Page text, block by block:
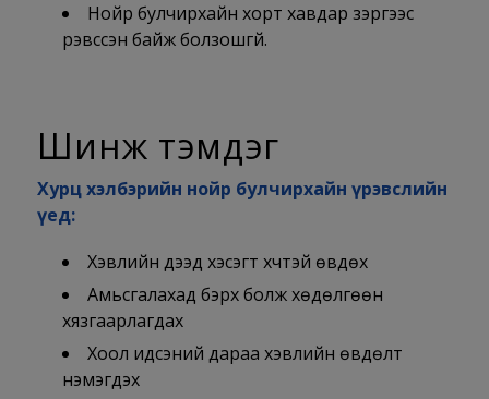
Нойр булчирхайн хорт хавдар зэргээс
үрэвссэн байж болзошгүй.
Шинж тэмдэг
Хурц хэлбэрийн нойр булчирхайн үрэвслийн
үед:
Хэвлийн дээд хэсэгт хүчтэй өвдөх
Амьсгалахад бэрх болж хөдөлгөөн
хязгаарлагдах
Хоол идсэний дараа хэвлийн өвдөлт
нэмэгдэх